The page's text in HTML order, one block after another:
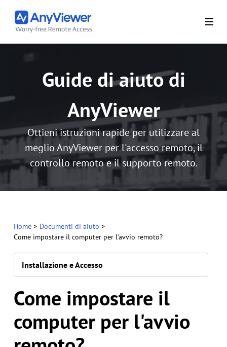
Guide di aiuto di
AnyViewer
Ottieni istruzioni rapide per utilizzare al
meglio AnyViewer per l'accesso remoto, il
controllo remoto e il supporto remoto.
Home> Documenti di aiuto >
Come impostare il computer per l'avvio remoto?
Installazione e Accesso
Come impostare il
computer per l'avvio